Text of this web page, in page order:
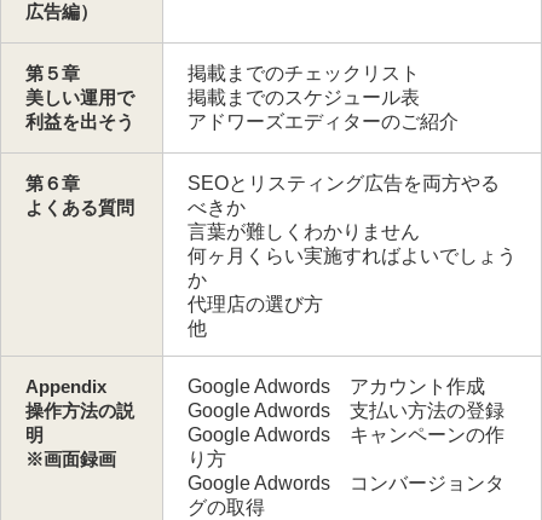
広告編）
第５章
美しい運用で
利益を出そう
掲載までのチェックリスト
掲載までのスケジュール表
アドワーズエディターのご紹介
第６章
よくある質問
SEOとリスティング広告を両方やる
べきか
言葉が難しくわかりません
何ヶ月くらい実施すればよいでしょう
か
代理店の選び方
他
Appendix
操作方法の説
明
※画面録画
Google Adwords アカウント作成
Google Adwords 支払い方法の登録
Google Adwords キャンペーンの作
り方
Google Adwords コンバージョンタ
グの取得